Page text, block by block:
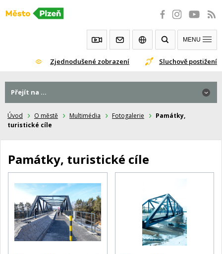
Přeskočit
Zjednodušené zobrazení Sluchově postižení
MENU
Úvod O městě Multimédia Fotogalerie
Památky,
turistické cíle
Památky, turistické cíle
Přejít na ...